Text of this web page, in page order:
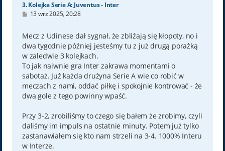
3. Kolejka Serie A: Juventus - Inter
P
t
13 wrz 2025, 20:28
Mecz z Udinese dał sygnał, że zbliżają się kłopoty, no i
dwa tygodnie później jesteśmy tu z już drugą porażką
w zaledwie 3 kolejkach.
To jak naiwnie gra Inter zakrawa momentami o
sabotaż. Już każda drużyna Serie A wie co robić w
meczach z nami, oddać piłkę i spokojnie kontrować - że
dwa gole z tego powinny wpaść.
Przy 3-2, zrobiliśmy to czego się bałem że zrobimy, czyli
daliśmy im impuls na ostatnie minuty. Potem już tylko
zastanawiałem się kto nam strzeli na 3-4. 1000% Interu
w Interze.